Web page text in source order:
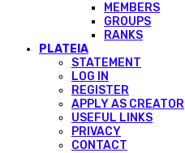
MEMBERS
GROUPS
RANKS
PLATEIA
STATEMENT
LOG IN
REGISTER
APPLY AS CREATOR
USEFUL LINKS
PRIVACY
CONTACT